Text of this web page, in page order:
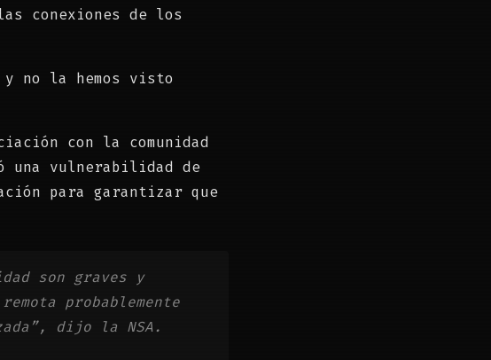
conexiones de los
no la hemos visto
con la comunidad
una vulnerabilidad de
para garantizar que
son graves y
probablemente
dijo la NSA.